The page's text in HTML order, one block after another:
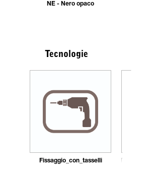
NE - Nero opaco
Tecnologie
Fissaggio_con_tasselli